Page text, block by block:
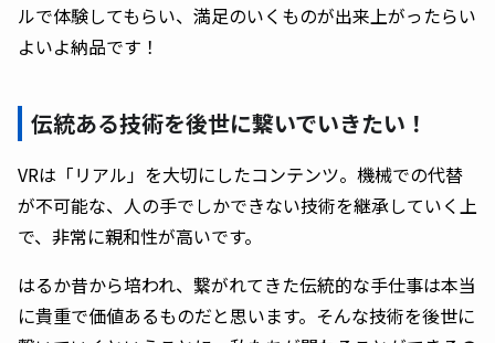
ルで体験してもらい、満足のいくものが出来上がったらい
よいよ納品です！
伝統ある技術を後世に繋いでいきたい！
VRは「リアル」を大切にしたコンテンツ。機械での代替
が不可能な、人の手でしかできない技術を継承していく上
で、非常に親和性が高いです。
はるか昔から培われ、繋がれてきた伝統的な手仕事は本当
に貴重で価値あるものだと思います。そんな技術を後世に